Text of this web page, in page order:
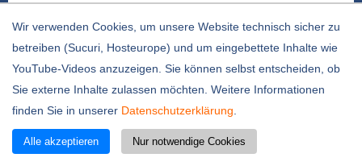
Wir verwenden Cookies, um unsere Website technisch sicher zu
betreiben (Sucuri, Hosteurope) und um eingebettete Inhalte wie
YouTube-Videos anzuzeigen. Sie können selbst entscheiden, ob
Sie externe Inhalte zulassen möchten. Weitere Informationen
finden Sie in unserer Datenschutzerklärung
Alle akzeptieren Nur notwendige Cookies
Rahmen der verfügbaren Kapazitäten können
auch Interessierte kostenfrei mitfahren. „Mit dem
Baubeginn an der Rheinwassertransportleitung
bekommt das Thema Tagebau Garzweiler...
weiterlesen
„Zimmer frei“ - Infostunde zum Projekt